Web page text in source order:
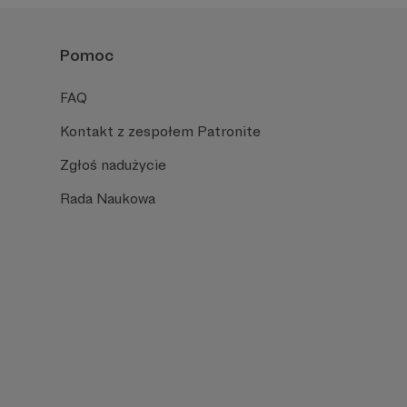
Pomoc
FAQ
Kontakt z zespołem Patronite
Zgłoś nadużycie
Rada Naukowa